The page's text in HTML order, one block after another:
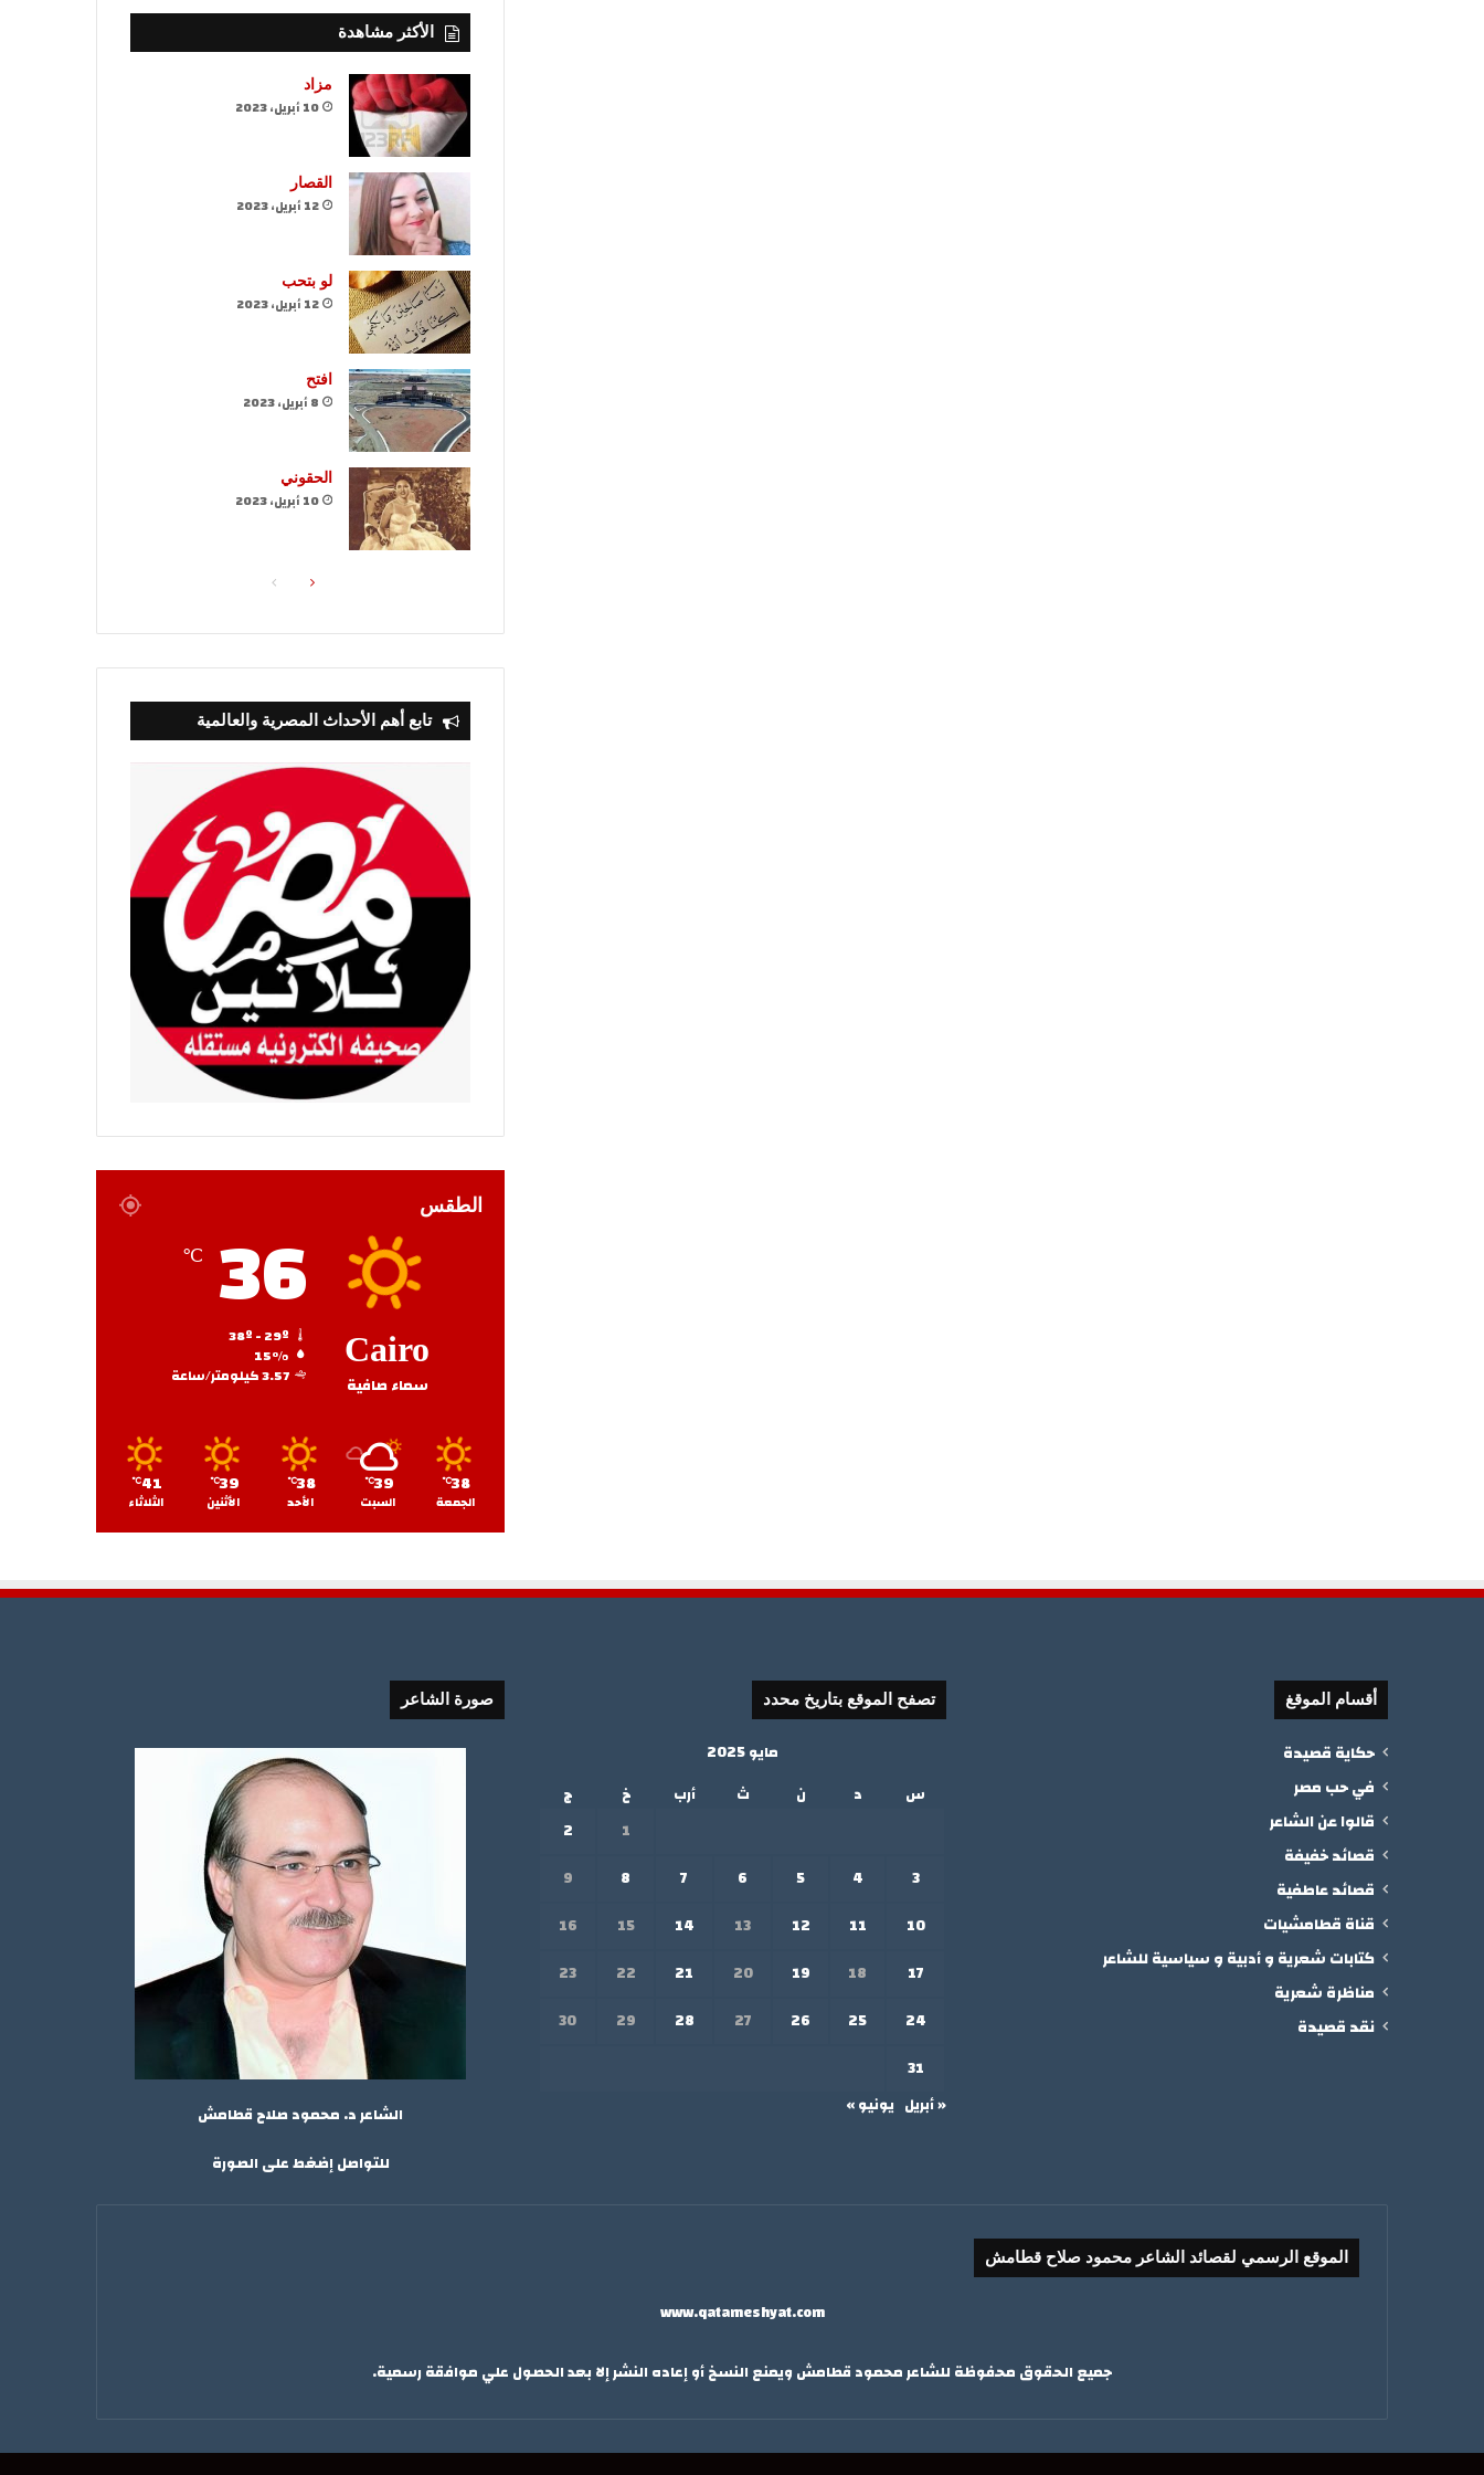
الأكثر مشاهدة
مزاد
10 أبريل، 2023
القصار
12 أبريل، 2023
لو بتحب
12 أبريل، 2023
افتح
8 أبريل، 2023
الحقوني
10 أبريل، 2023
الصفحةالصفحة
تابع أهم الأحداث المصرية والعالمية
الطقس
Cairo
سماء صافية
36
℃
15%
3.57 كيلومتر/ساعة
38
℃
الجمعة
39
℃
السبت
38
℃
الأحد
39
℃
الأثنين
41
℃
الثلاثاء
أقسام الموقغ
حكاية قصيدة
في حب مصر
قالوا عن الشاعر
قصائد خفيفة
قصائد عاطفية
قناة قطامشيات
كتابات شعرية و أدبية و سياسية للشاعر
مناظرة شعرية
نقد قصيدة
تصفح الموقع بتاريخ محدد
مايو 2025
س
د ن ث أرب خ
ج
1
2
3
4
5
6
7
8
9
10
11
12
13
14
15
16
17
18
19
20
21
22
23
24
25
26
27
28
29
30
31
« أبريل يونيو »
صورة الشاعر
الشاعر د. محمود صلاح قطامش
للتواصل إضغط على الصورة
الموقع الرسمي لقصائد الشاعر محمود صلاح قطامش
www.qatameshyat.com
جميع الحقوق محفوظة للشاعر محمود قطامش ويمنع النسخ أو إعاده النشر إلا بعد الحصول علي موافقة رسمية.